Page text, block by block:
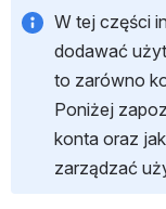
W tej części
dodawać
to zarówno
Poniżej
konta oraz
zarządzać